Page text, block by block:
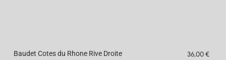
Baudet Cotes du Rhone Rive Droite 36,00 €